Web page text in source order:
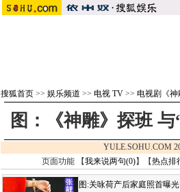
搜狐首页 >> 娱乐频道 >> 电视 TV >> 电视剧《神
图：《神雕》探班
YULE.SOHU.COM
页面功能 【我来说两句(0)】【热点排
图:关咏荷产后家庭照首曝光